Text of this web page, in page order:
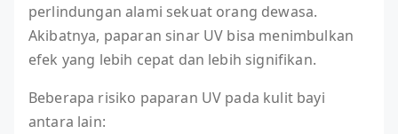
perlindungan alami sekuat orang dewasa.
Akibatnya, paparan sinar UV bisa menimbulkan
efek yang lebih cepat dan lebih signifikan.
Beberapa risiko paparan UV pada kulit bayi
antara lain: